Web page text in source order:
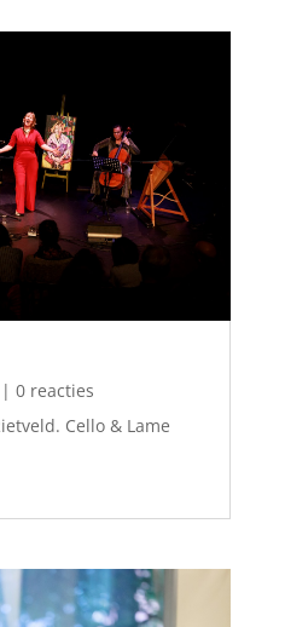
| 0 reacties
Cello & Lame